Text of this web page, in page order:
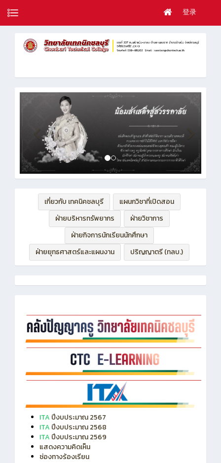
登录
เกี่ยวกับ เทคนิคชลบุรี
แผนกวิชาที่เปิดสอน
ฝ่ายบริหารทรัพยากร
ฝ่ายวิชาการ
ฝ่ายกิจการนักเรียนนักศึกษา
ฝ่ายยุทธศาสตร์และแผนงาน
ปริญญาตรี (ทลบ.)
ITA ปีงบประมาณ 2567
ITA ปีงบประมาณ 2568
ITA ปีงบประมาณ 2569
แสดงความคิดเห็น
ช่องทางร้องเรียน